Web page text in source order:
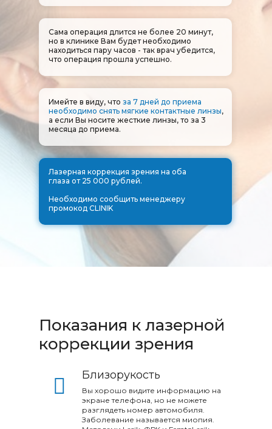
Сама операция длится не более 20 минут,
но в клинике Вам будет необходимо
находиться пару часов - так врач убедится,
что операция прошла успешно.
Имейте в виду, что за 7 дней до приема
необходимо снять мягкие контактные линзы,
а если Вы носите жесткие линзы, то за 3
месяца до приема.
Лазерная коррекция зрения на оба
глаза от 25 000 рублей.
Необходимо сообщить менеджеру
промокод CLINIK
Показания к лазерной
коррекции зрения
Близорукость
Вы хорошо видите информацию на
экране телефона, но не можете
разглядеть номер автомобиля.
Заболевание называется миопия.